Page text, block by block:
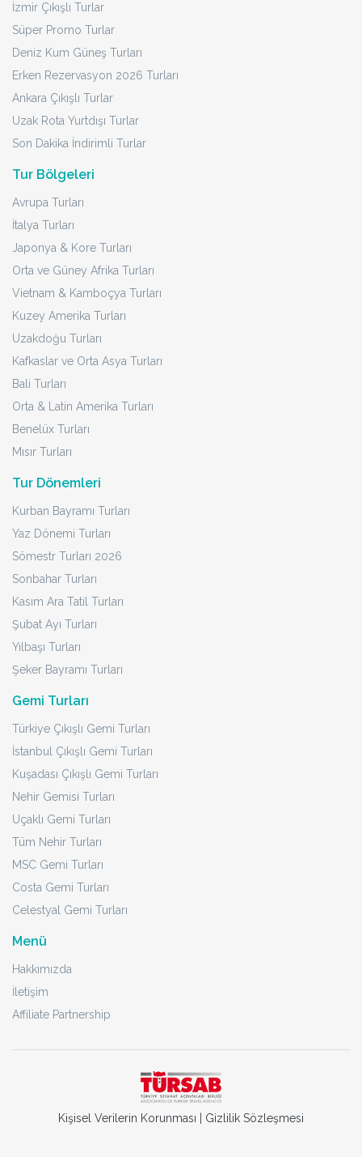
İzmir Çıkışlı Turlar
Süper Promo Turlar
Deniz Kum Güneş Turları
Erken Rezervasyon 2026 Turları
Ankara Çıkışlı Turlar
Uzak Rota Yurtdışı Turlar
Son Dakika İndirimli Turlar
Tur Bölgeleri
Avrupa Turları
İtalya Turları
Japonya & Kore Turları
Orta ve Güney Afrika Turları
Vietnam & Kamboçya Turları
Kuzey Amerika Turları
Uzakdoğu Turları
Kafkaslar ve Orta Asya Turları
Bali Turları
Orta & Latin Amerika Turları
Benelüx Turları
Mısır Turları
Tur Dönemleri
Kurban Bayramı Turları
Yaz Dönemi Turları
Sömestr Turları 2026
Sonbahar Turları
Kasım Ara Tatil Turları
Şubat Ayı Turları
Yılbaşı Turları
Şeker Bayramı Turları
Gemi Turları
Türkiye Çıkışlı Gemi Turları
İstanbul Çıkışlı Gemi Turları
Kuşadası Çıkışlı Gemi Turları
Nehir Gemisi Turları
Uçaklı Gemi Turları
Tüm Nehir Turları
MSC Gemi Turları
Costa Gemi Turları
Celestyal Gemi Turları
Menü
Hakkımızda
İletişim
Affiliate Partnership
Kişisel Verilerin Korunması Gizlilik Sözleşmesi